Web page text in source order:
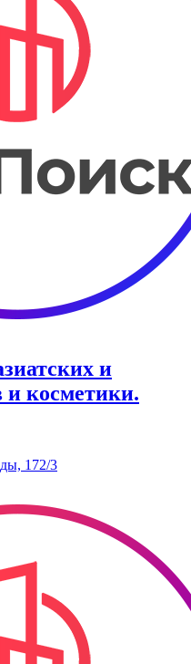
и
и косметики.
172/3